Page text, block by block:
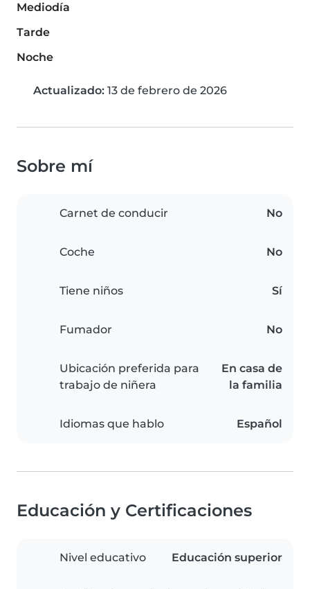
Mediodía
Tarde
Noche
Actualizado: 13 de febrero de 2026
Sobre mí
Carnet de conducir No
Coche No
Tiene niños Sí
Fumador No
Ubicación preferida para
trabajo de niñera
En casa de
la familia
Idiomas que hablo Español
Educación y Certificaciones
Nivel educativo Educación superior